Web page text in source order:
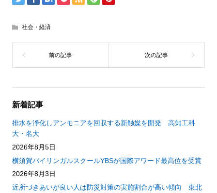
社会・経済
新着記事
排水を浄化しアンモニアを回収する新触媒を開発 高知工科
大・名大
2026年8月5日
横須賀バイリンガルスクールYBSが国際アワード最高位を受賞
2026年8月3日
近所づきあいが良い人は防災対策の実施割合が高い傾向 東北